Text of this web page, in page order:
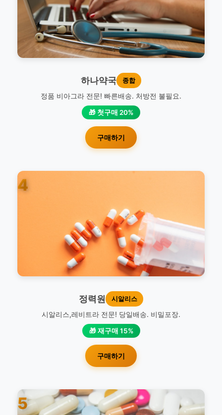
하나약국 종합
정품 비아그라 전문! 빠른배송. 처방전 불필요.
🎁 첫구매 20%
구매하기
4
정력원 시알리스
시알리스,레비트라 전문! 당일배송. 비밀포장.
🎁 재구매 15%
구매하기
5